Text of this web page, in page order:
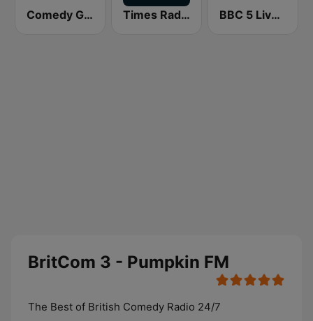
Comedy Gold - ROKiT Radio Network Times Radio BBC 5 Live Sports Extra (UK Only)
BritCom 3 - Pumpkin FM
The Best of British Comedy Radio 24/7